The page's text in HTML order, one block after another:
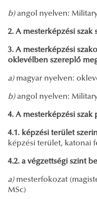
b)angol nyelven:
2. A mesterképzési szak
3. A mesterképzési
oklevélben szereplő
a) magyar nyelven:
b)angol nyelven:
4. A mesterképzési szak
4.1. képzési terület
képzési terület, katonai
4.2. a végzettségi szint
a) mesterfokozat
MSc)